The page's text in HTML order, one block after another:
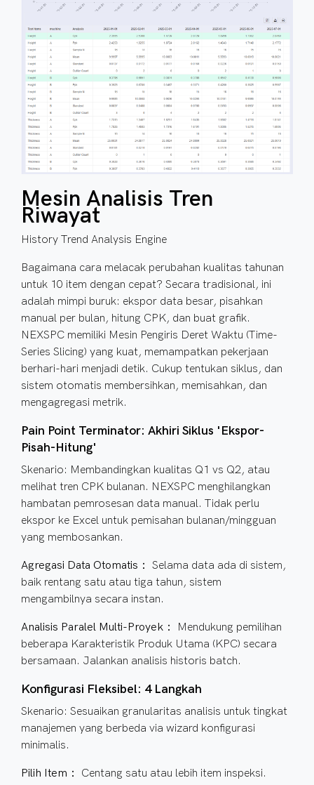
Mesin Analisis Tren
Riwayat
History Trend Analysis Engine
Bagaimana cara melacak perubahan kualitas tahunan
untuk 10 item dengan cepat? Secara tradisional, ini
adalah mimpi buruk: ekspor data besar, pisahkan
manual per bulan, hitung CPK, dan buat grafik.
NEXSPC memiliki Mesin Pengiris Deret Waktu (Time-
Series Slicing) yang kuat, memampatkan pekerjaan
berhari-hari menjadi detik. Cukup tentukan siklus, dan
sistem otomatis membersihkan, memisahkan, dan
mengagregasi metrik.
Pain Point Terminator: Akhiri Siklus 'Ekspor-
Pisah-Hitung'
Skenario: Membandingkan kualitas Q1 vs Q2, atau
melihat tren CPK bulanan. NEXSPC menghilangkan
hambatan pemrosesan data manual. Tidak perlu
ekspor ke Excel untuk pemisahan bulanan/mingguan
yang membosankan.
Agregasi Data Otomatis： Selama data ada di sistem,
baik rentang satu atau tiga tahun, sistem
mengambilnya secara instan.
Analisis Paralel Multi-Proyek：
Mendukung pemilihan
beberapa Karakteristik Produk Utama (KPC) secara
bersamaan. Jalankan analisis historis batch.
Konfigurasi Fleksibel: 4 Langkah
Skenario: Sesuaikan granularitas analisis untuk tingkat
manajemen yang berbeda via wizard konfigurasi
minimalis.
Pilih Item： Centang satu atau lebih item inspeksi.